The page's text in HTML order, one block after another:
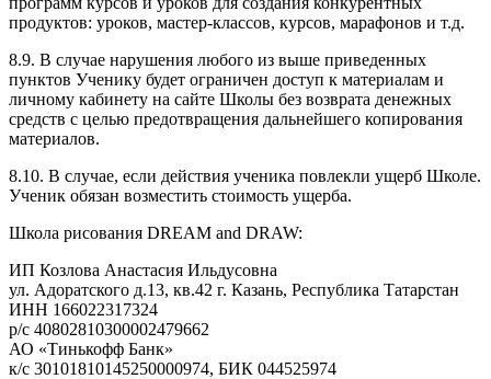
продуктов: уроков, мастер-классов, курсов, марафонов и т.д.
8.9. В случае нарушения любого из выше приведенных
пунктов Ученику будет ограничен доступ к материалам и
личному кабинету на сайте Школы без возврата денежных
средств с целью предотвращения дальнейшего копирования
материалов.
8.10. В случае, если действия ученика повлекли ущерб Школе.
Ученик обязан возместить стоимость ущерба.
Школа рисования DREAM and DRAW:
ИП Козлова Анастасия Ильдусовна
ул. Адоратского д.13, кв.42 г. Казань, Республика Татарстан
ИНН 166022317324
р/с 40802810300002479662
АО «Тинькофф Банк»
к/с 30101810145250000974, БИК 044525974